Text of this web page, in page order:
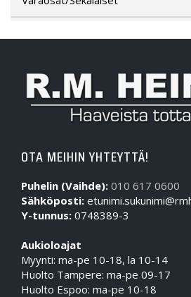
OTA MEIHIN YHTEYTTÄ!
Puhelin (Vaihde): 010 617 0600
Sähköposti:
Y-tunnus: 0748389-3
Aukioloajat
Myynti: ma-pe 10-18, la 10-14
Huolto Tampere: ma-pe 09-17
Huolto Espoo: ma-pe 10-18